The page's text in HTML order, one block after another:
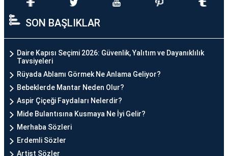
SON BAŞLIKLAR
Daire Kapısı Seçimi 2026: Güvenlik, Yalıtım ve Dayanıklılık
Tavsiyeleri
Rüyada Ablamı Görmek Ne Anlama Geliyor?
Bebeklerde Mantar Neden Olur?
Aspir Çiçeği Faydaları Nelerdir?
Mide Bulantısına Kusmaya Ne İyi Gelir?
Merhaba Sözleri
Erdemli Sözler
Artist Sözler